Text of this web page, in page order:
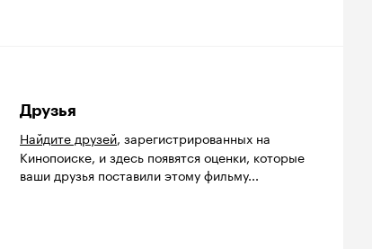
Друзья
Найдите друзей, зарегистрированных на
Кинопоиске, и здесь появятся оценки, которые
ваши друзья поставили этому фильму...